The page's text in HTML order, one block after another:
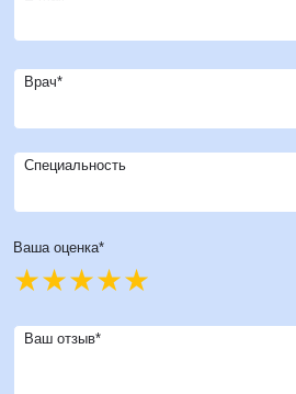
Врач*
Специальность
Ваша оценка*
Ваш отзыв*